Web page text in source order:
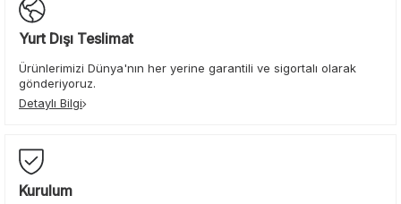
Yurt Dışı Teslimat
Ürünlerimizi Dünya'nın her yerine garantili ve sigortalı olarak
gönderiyoruz.
Detaylı Bilgi
Kurulum